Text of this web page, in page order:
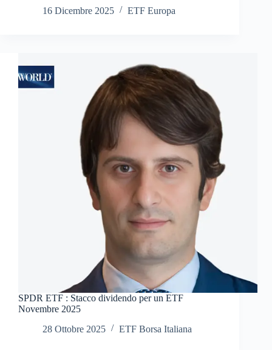
16 Dicembre 2025
ETF Europa
SPDR ETF : Stacco dividendo per un ETF
Novembre 2025
28 Ottobre 2025
ETF Borsa Italiana